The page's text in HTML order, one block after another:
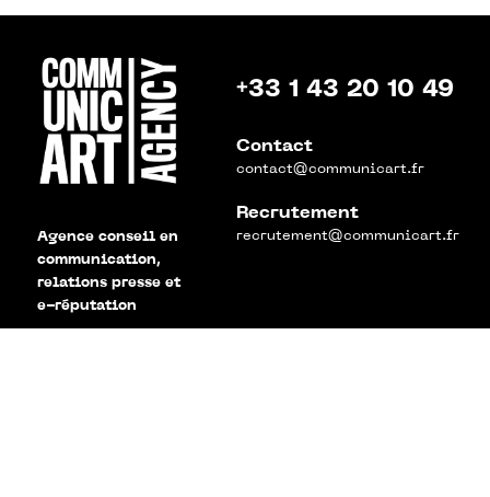
Agence conseil en
communication,
relations presse et
e-réputation
+33 1 43 20 10 49
Contact
contact@communicart.fr
Recrutement
recrutement@communicart.fr